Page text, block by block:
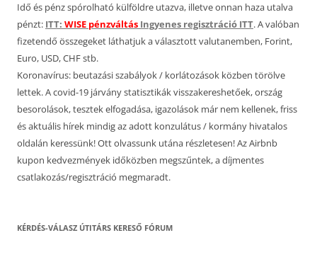
Idő és pénz spórolható külföldre utazva, illetve onnan haza utalva
pénzt: ITT: WISE pénzváltás Ingyenes regisztráció ITT. A valóban
fizetendő összegeket láthatjuk a választott valutanemben, Forint,
Euro, USD, CHF stb.
Koronavírus: beutazási szabályok / korlátozások közben törölve
lettek. A covid-19 járvány statisztikák visszakereshetőek, ország
besorolások, tesztek elfogadása, igazolások már nem kellenek, friss
és aktuális hírek mindig az adott konzulátus / kormány hivatalos
oldalán keressünk! Ott olvassunk utána részletesen! Az Airbnb
kupon kedvezmények időközben megszűntek, a díjmentes
csatlakozás/regisztráció megmaradt.
KÉRDÉS-VÁLASZ ÚTITÁRS KERESŐ FÓRUM